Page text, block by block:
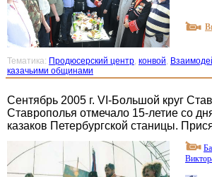
Тематика: Продюсерский центр, конвой,
казачьими общинами
Сентябрь 2005 г. VI-Большой круг
Ставрополья отмечало 15-летие со
казаков Петербургской станицы.